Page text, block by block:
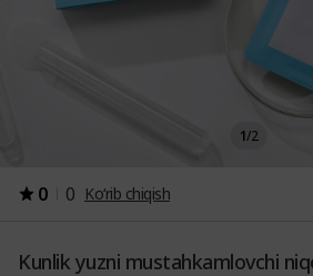
1/2
0 0 Ko‘rib chiqish
Kunlik yuzni mustahkamlovchi